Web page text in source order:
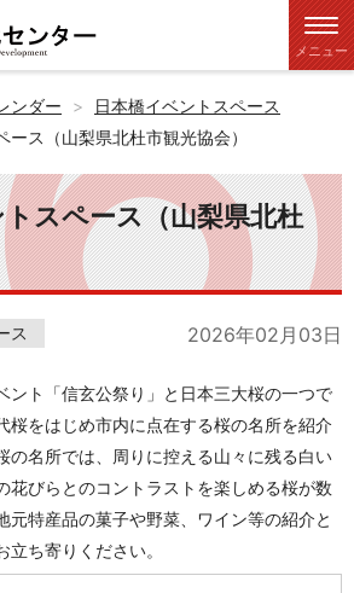
メニュー
ンダー
日本橋イベントスペース
ース（山梨県北杜市観光協会）
スペース（山梨県北杜
ス 2026年02月03日
ント「信玄公祭り」と日本三大桜の一つで
桜をはじめ市内に点在する桜の名所を紹介
の名所では、周りに控える山々に残る白い
花びらとのコントラストを楽しめる桜が数
元特産品の菓子や野菜、ワイン等の紹介と
ち寄りください。